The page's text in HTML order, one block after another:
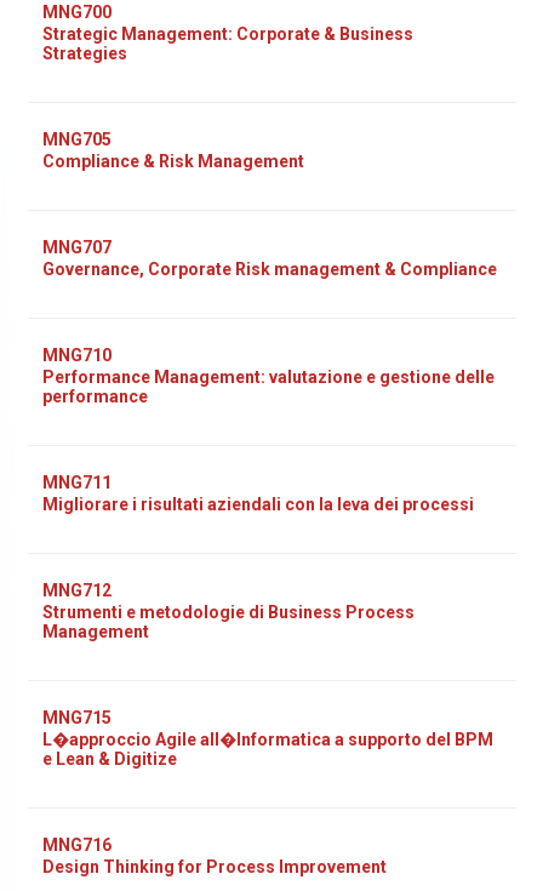
MNG700
Strategic Management: Corporate & Business
Strategies
MNG705
Compliance & Risk Management
MNG707
Governance, Corporate Risk management & Compliance
MNG710
Performance Management: valutazione e gestione delle
performance
MNG711
Migliorare i risultati aziendali con la leva dei processi
MNG712
Strumenti e metodologie di Business Process
Management
MNG715
L�approccio Agile all�Informatica a supporto del BPM
e Lean & Digitize
MNG716
Design Thinking for Process Improvement